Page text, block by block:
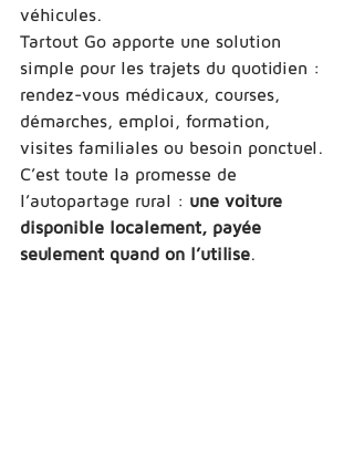
véhicules.
Tartout Go apporte une solution
simple pour les trajets du quotidien :
rendez-vous médicaux, courses,
démarches, emploi, formation,
visites familiales ou besoin ponctuel.
C’est toute la promesse de
l’autopartage rural : une voiture
disponible localement, payée
seulement quand on l’utilise.